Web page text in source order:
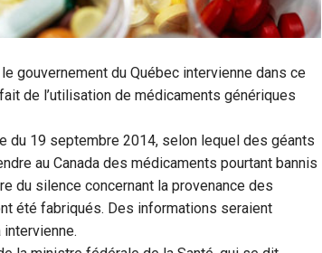
gouvernement du Québec intervienne dans ce
de l’utilisation de médicaments génériques
du 19 septembre 2014, selon lequel des géants
au Canada des médicaments pourtant bannis
du silence concernant la provenance des
été fabriqués. Des informations seraient